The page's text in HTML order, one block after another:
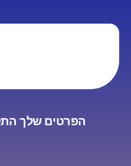
הפרטים שלך